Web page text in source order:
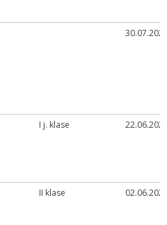
I j. klase
II klase